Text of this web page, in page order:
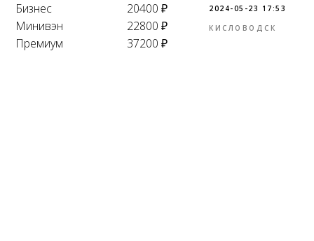
Бизнес
20400 ₽
Минивэн
22800 ₽
Премиум
37200 ₽
2024-05-23 17:53
КИСЛОВОДСК